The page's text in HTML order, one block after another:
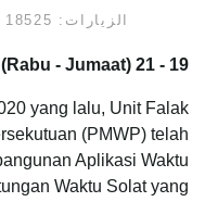
الزيارات: 18525
19 - 21 Februari 2020 (Rabu - Jumaat)
yang lalu, Unit Falak
(PMWP) telah
Aplikasi Waktu
Waktu Solat yang